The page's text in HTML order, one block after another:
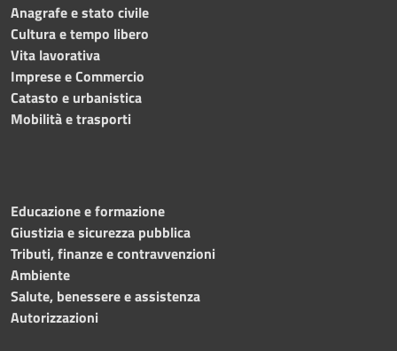
Anagrafe e stato civile
Cultura e tempo libero
Vita lavorativa
Imprese e Commercio
Catasto e urbanistica
Mobilità e trasporti
Educazione e formazione
Giustizia e sicurezza pubblica
Tributi, finanze e contravvenzioni
Ambiente
Salute, benessere e assistenza
Autorizzazioni